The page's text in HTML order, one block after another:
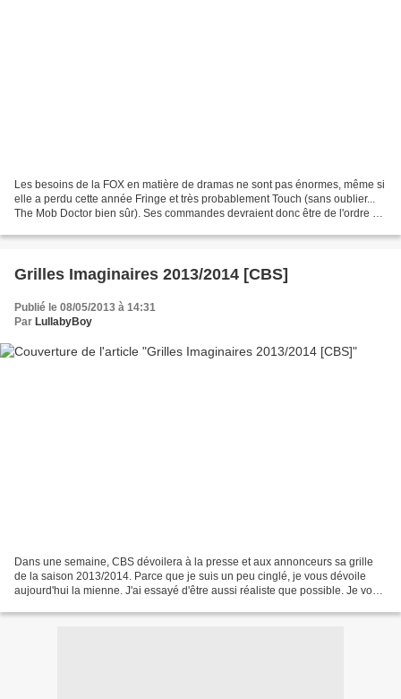
Les besoins de la FOX en matière de dramas ne sont pas énormes, même si
elle a perdu cette année Fringe et très probablement Touch (sans oublier...
The Mob Doctor bien sûr). Ses commandes devraient donc être de l'ordre de
Grilles Imaginaires 2013/2014 [CBS]
Publié le 08/05/2013 à 14:31
Par LullabyBoy
Dans une semaine, CBS dévoilera à la presse et aux annonceurs sa grille
de la saison 2013/2014. Parce que je suis un peu cinglé, je vous dévoile
aujourd'hui la mienne. J'ai essayé d'être aussi réaliste que possible. Je vous